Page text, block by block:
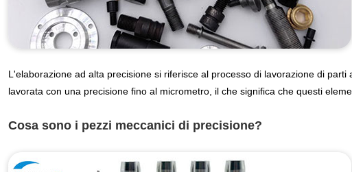
L'elaborazione ad alta precisione si riferisce al processo di lavorazione di
lavorata con una precisione fino al micrometro, il che significa che questi
Cosa sono i pezzi meccanici di precisione?